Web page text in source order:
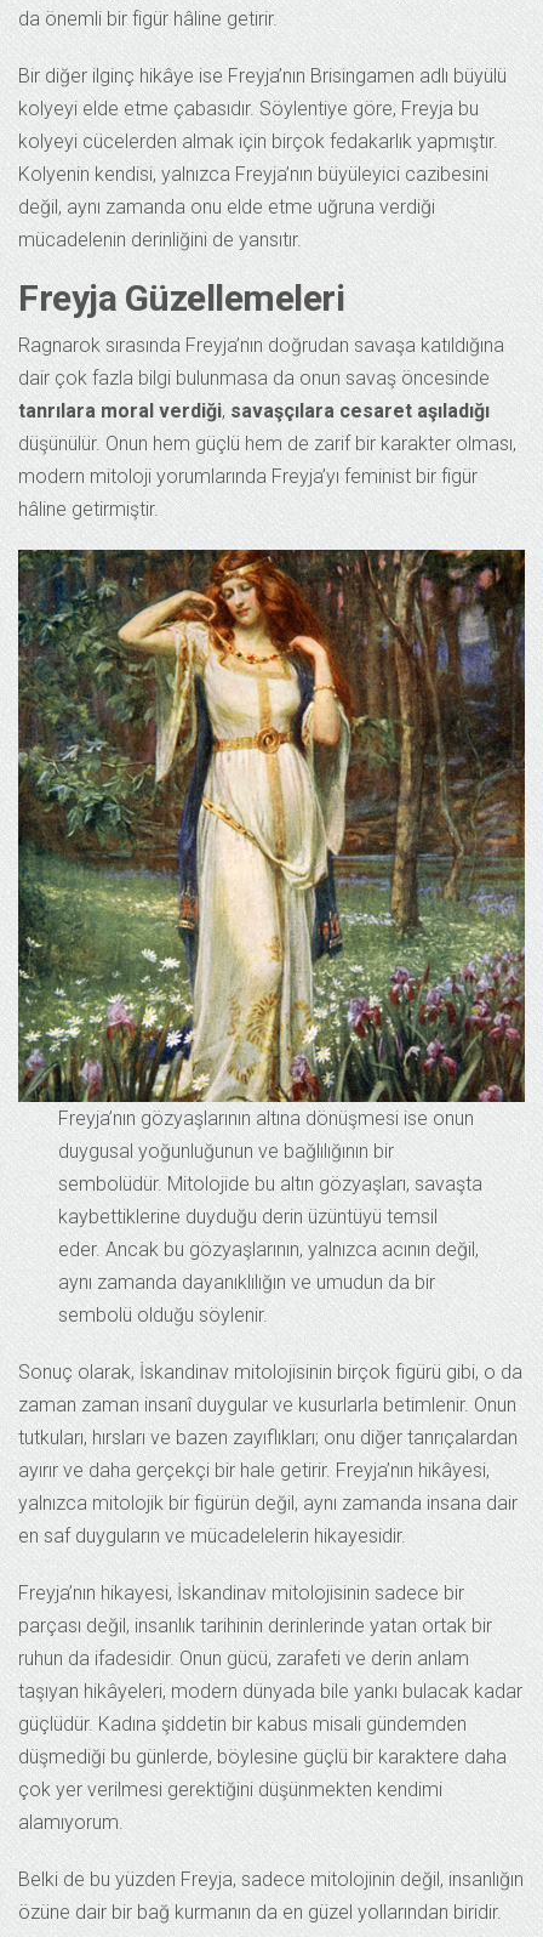
da önemli bir figür hâline getirir.
Bir diğer ilginç hikâye ise Freyja’nın Brisingamen adlı büyülü
kolyeyi elde etme çabasıdır. Söylentiye göre, Freyja bu
kolyeyi cücelerden almak için birçok fedakarlık yapmıştır.
Kolyenin kendisi, yalnızca Freyja’nın büyüleyici cazibesini
değil, aynı zamanda onu elde etme uğruna verdiği
mücadelenin derinliğini de yansıtır.
Freyja Güzellemeleri
Ragnarok sırasında Freyja’nın doğrudan savaşa katıldığına
dair çok fazla bilgi bulunmasa da onun savaş öncesinde
tanrılara moral verdiği, savaşçılara cesaret aşıladığı
düşünülür. Onun hem güçlü hem de zarif bir karakter olması,
modern mitoloji yorumlarında Freyja’yı feminist bir figür
hâline getirmiştir.
Freyja’nın gözyaşlarının altına dönüşmesi ise onun
duygusal yoğunluğunun ve bağlılığının bir
sembolüdür. Mitolojide bu altın gözyaşları, savaşta
kaybettiklerine duyduğu derin üzüntüyü temsil
eder. Ancak bu gözyaşlarının, yalnızca acının değil,
aynı zamanda dayanıklılığın ve umudun da bir
sembolü olduğu söylenir.
Sonuç olarak, İskandinav mitolojisinin birçok figürü gibi, o da
zaman zaman insanî duygular ve kusurlarla betimlenir. Onun
tutkuları, hırsları ve bazen zayıflıkları; onu diğer tanrıçalardan
ayırır ve daha gerçekçi bir hale getirir. Freyja’nın hikâyesi,
yalnızca mitolojik bir figürün değil, aynı zamanda insana dair
en saf duyguların ve mücadelelerin hikayesidir.
Freyja’nın hikayesi, İskandinav mitolojisinin sadece bir
parçası değil, insanlık tarihinin derinlerinde yatan ortak bir
ruhun da ifadesidir. Onun gücü, zarafeti ve derin anlam
taşıyan hikâyeleri, modern dünyada bile yankı bulacak kadar
güçlüdür. Kadına şiddetin bir kabus misali gündemden
düşmediği bu günlerde, böylesine güçlü bir karaktere daha
çok yer verilmesi gerektiğini düşünmekten kendimi
alamıyorum.
Belki de bu yüzden Freyja, sadece mitolojinin değil, insanlığın
özüne dair bir bağ kurmanın da en güzel yollarından biridir.